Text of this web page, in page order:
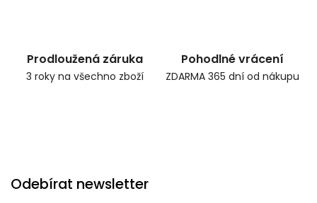
Prodloužená záruka
3 roky na všechno zboží
Pohodlné vrácení
ZDARMA 365 dní od nákupu
Odebírat newsletter